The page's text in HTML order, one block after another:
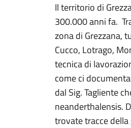
Il territorio di
300.000 anni fa.
zona di Grezzana,
Cucco, Lotrago,
tecnica di
come ci
dal Sig. Tagliente
neanderthalensis.
trovate tracce